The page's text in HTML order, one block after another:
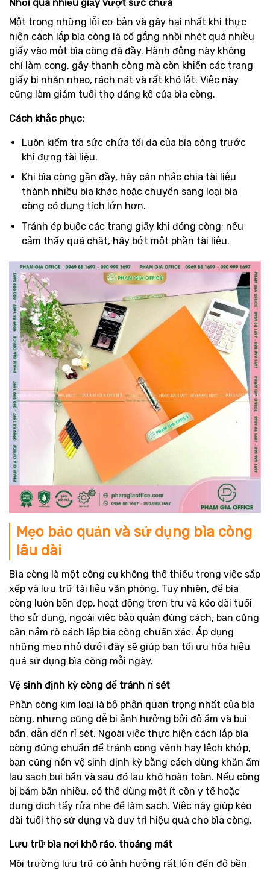
Nhồi quá nhiều giấy vượt sức chứa
Một trong những lỗi cơ bản và gây hại nhất khi thực
hiện cách lắp bìa còng là cố gắng nhồi nhét quá nhiều
giấy vào một bìa còng đã đầy. Hành động này không
chỉ làm cong, gãy thanh còng mà còn khiến các trang
giấy bị nhăn nheo, rách nát và rất khó lật. Việc này
cũng làm giảm tuổi thọ đáng kể của bìa còng.
Cách khắc phục:
Luôn kiểm tra sức chứa tối đa của bìa còng trước
khi đựng tài liệu.
Khi bìa còng gần đầy, hãy cân nhắc chia tài liệu
thành nhiều bìa khác hoặc chuyển sang loại bìa
còng có dung tích lớn hơn.
Tránh ép buộc các trang giấy khi đóng còng; nếu
cảm thấy quá chặt, hãy bớt một phần tài liệu.
Mẹo bảo quản và sử dụng bìa còng
lâu dài
Bìa còng là một công cụ không thể thiếu trong việc sắp
xếp và lưu trữ tài liệu văn phòng. Tuy nhiên, để bìa
còng luôn bền đẹp, hoạt động trơn tru và kéo dài tuổi
thọ sử dụng, ngoài việc bảo quản đúng cách, bạn cũng
cần nắm rõ cách lắp bìa còng chuẩn xác. Áp dụng
những mẹo nhỏ dưới đây sẽ giúp bạn tối ưu hóa hiệu
quả sử dụng bìa còng mỗi ngày.
Vệ sinh định kỳ còng để tránh rỉ sét
Phần còng kim loại là bộ phận quan trọng nhất của bìa
còng, nhưng cũng dễ bị ảnh hưởng bởi độ ẩm và bụi
bẩn, dẫn đến rỉ sét. Ngoài việc thực hiện cách lắp bìa
còng đúng chuẩn để tránh cong vênh hay lệch khớp,
bạn cũng nên vệ sinh định kỳ bằng cách dùng khăn ẩm
lau sạch bụi bẩn và sau đó lau khô hoàn toàn. Nếu còng
bị bám bẩn nhiều, có thể dùng một ít cồn y tế hoặc
dung dịch tẩy rửa nhẹ để làm sạch. Việc này giúp kéo
dài tuổi thọ sử dụng và duy trì hiệu quả cho bìa còng.
Lưu trữ bìa nơi khô ráo, thoáng mát
Môi trường lưu trữ có ảnh hưởng rất lớn đến độ bền